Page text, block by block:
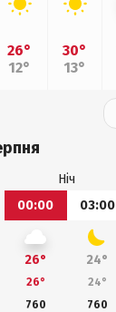
26°
12°
30°
13°
Ніч
00:00
03:00
26° 24°
26° 24°
760
760